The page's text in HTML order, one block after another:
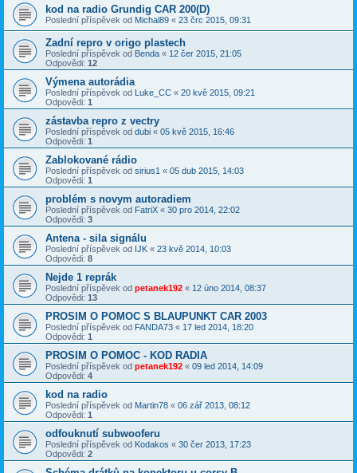
kod na radio Grundig CAR 200(D)
Poslední příspěvek od Michal89 « 23 črc 2015, 09:31
Zadní repro v origo plastech
Poslední příspěvek od Benda « 12 čer 2015, 21:05
Odpovědi: 12
Výmena autorádia
Poslední příspěvek od Luke_CC « 20 kvě 2015, 09:21
Odpovědi: 1
zástavba repro z vectry
Poslední příspěvek od dubi « 05 kvě 2015, 16:46
Odpovědi: 1
Zablokované rádio
Poslední příspěvek od sirius1 « 05 dub 2015, 14:03
Odpovědi: 1
problém s novym autoradiem
Poslední příspěvek od FatriX « 30 pro 2014, 22:02
Odpovědi: 3
Antena - sila signálu
Poslední příspěvek od IJK « 23 kvě 2014, 10:03
Odpovědi: 8
Nejde 1 reprák
Poslední příspěvek od petanek192 « 12 úno 2014, 08:37
Odpovědi: 13
PROSIM O POMOC S BLAUPUNKT CAR 2003
Poslední příspěvek od FANDA73 « 17 led 2014, 18:20
Odpovědi: 1
PROSIM O POMOC - KOD RADIA
Poslední příspěvek od petanek192 « 09 led 2014, 14:09
Odpovědi: 4
kod na radio
Poslední příspěvek od Martin78 « 06 zář 2013, 08:12
Odpovědi: 1
odfouknutí subwooferu
Poslední příspěvek od Kodakos « 30 čer 2013, 17:23
Odpovědi: 2